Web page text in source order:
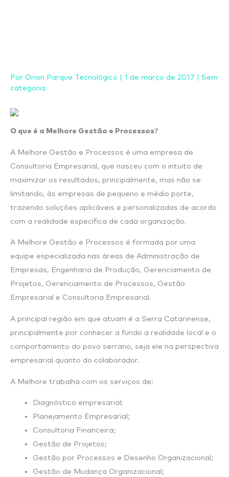
Por Orion Parque Tecnológico | 1 de março de 2017 | Sem
categoria
O que é a Melhore Gestão e Processos?
A Melhore Gestão e Processos é uma empresa de
Consultoria Empresarial, que nasceu com o intuito de
maximizar os resultados, principalmente, mas não se
limitando, às empresas de pequeno e médio porte,
trazendo soluções aplicáveis e personalizadas de acordo
com a realidade específica de cada organização.
A Melhore Gestão e Processos é formada por uma
equipe especializada nas áreas de Administração de
Empresas, Engenharia de Produção, Gerenciamento de
Projetos, Gerenciamento de Processos, Gestão
Empresarial e Consultoria Empresarial.
A principal região em que atuam é a Serra Catarinense,
principalmente por conhecer a fundo a realidade local e o
comportamento do povo serrano, seja ele na perspectiva
empresarial quanto do colaborador.
A Melhore trabalha com os serviços de:
Diagnóstico empresarial;
Planejamento Empresarial;
Consultoria Financeira;
Gestão de Projetos;
Gestão por Processos e Desenho Organizacional;
Gestão de Mudança Organizacional;